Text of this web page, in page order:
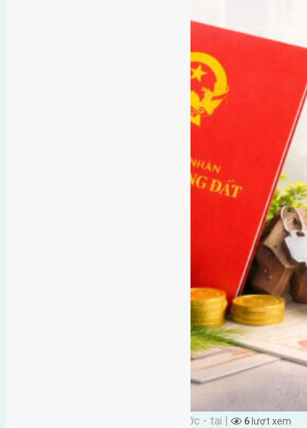
Đặng Đức Giảng đăng vào 5 tháng Trước - tại | 6 lượt xem